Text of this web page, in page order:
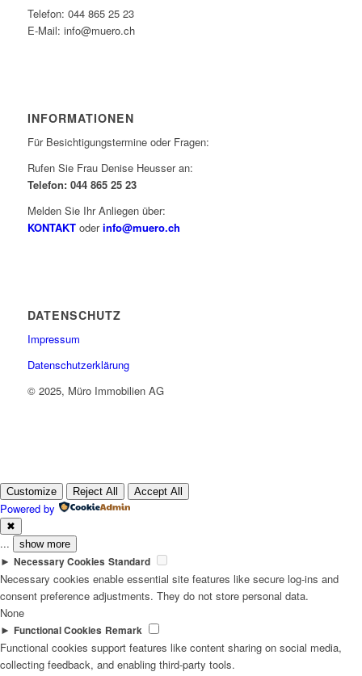
Telefon: 044 865 25 23
E-Mail: info@muero.ch
INFORMATIONEN
Für Besichtigungstermine oder Fragen:
Rufen Sie Frau Denise Heusser an:
Telefon: 044 865 25 23
Melden Sie Ihr Anliegen über:
KONTAKToderinfo@muero.ch
DATENSCHUTZ
Impressum
Datenschutzerklärung
© 2025, Müro Immobilien AG
Customize Reject All Accept All
Powered by
✖
... show more
► Necessary Cookies Standard
Necessary cookies enable essential site features like secure log-ins and
consent preference adjustments. They do not store personal data.
None
► Functional Cookies Remark
Functional cookies support features like content sharing on social media,
collecting feedback, and enabling third-party tools.